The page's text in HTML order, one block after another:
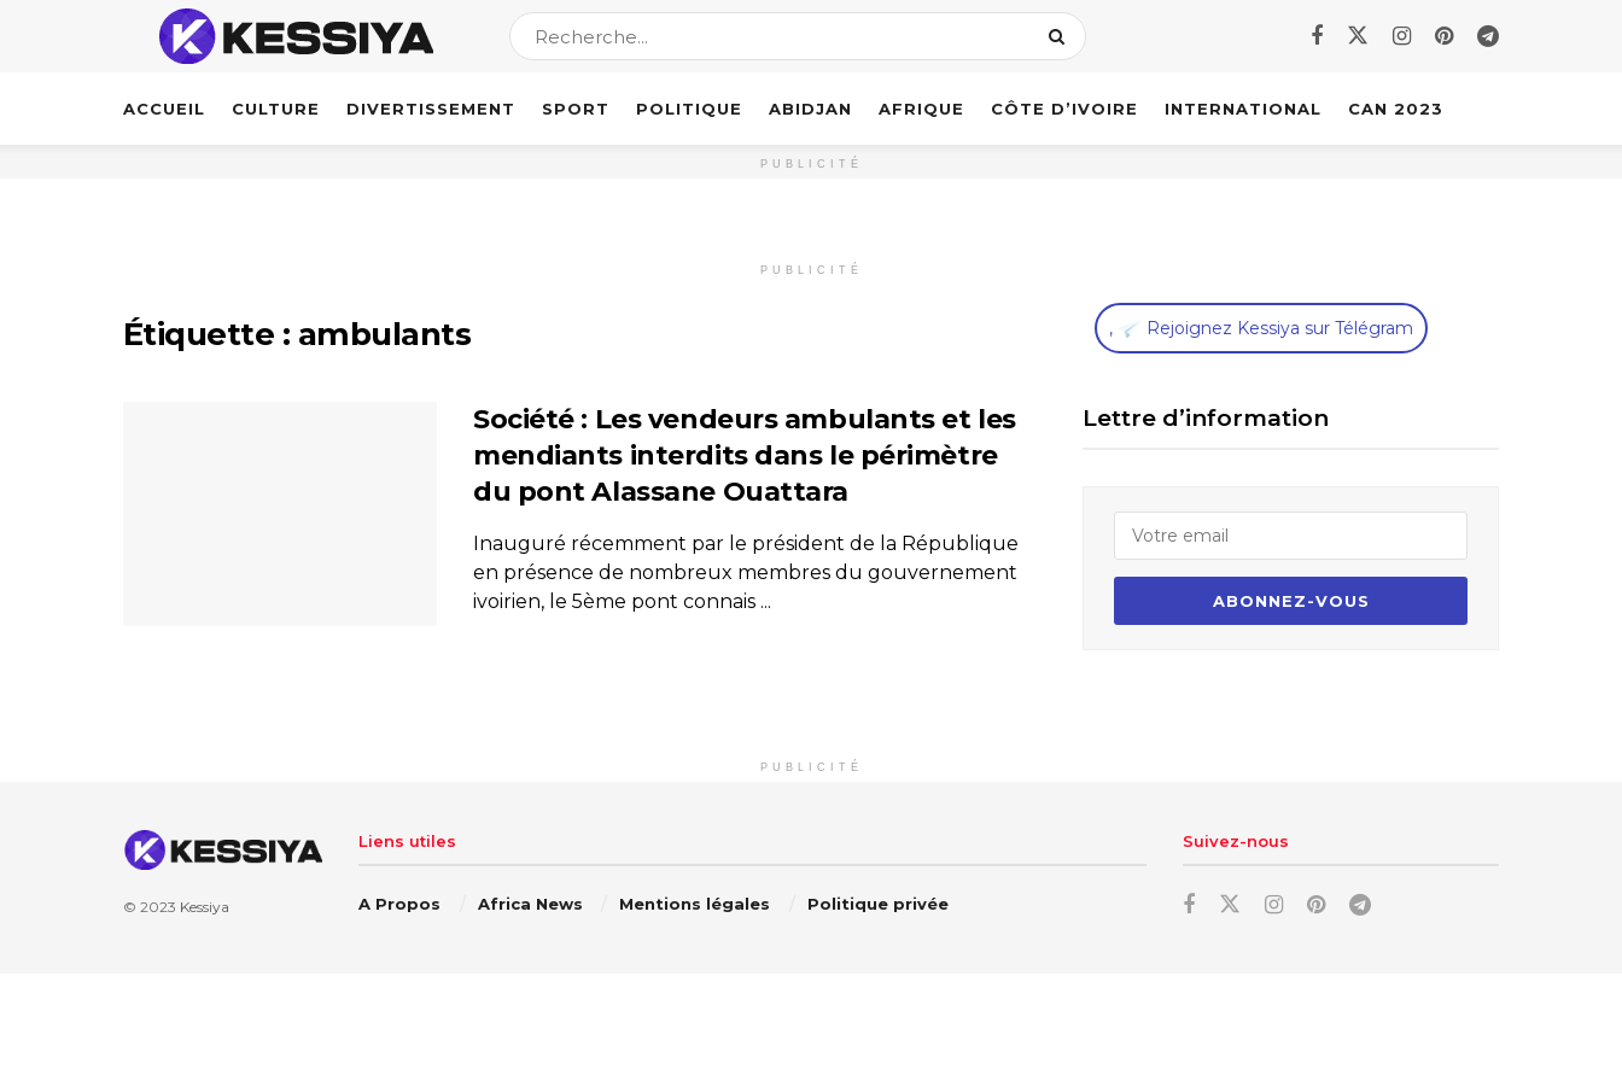
ACCUEIL CULTURE DIVERTISSEMENT SPORT POLITIQUE ABIDJAN AFRIQUE CÔTE D’IVOIRE INTERNATIONAL CAN 2023
PUBLICITÉ
PUBLICITÉ
Étiquette : ambulants
Société : Les vendeurs ambulants et les
mendiants interdits dans le périmètre
du pont Alassane Ouattara
Inauguré récemment par le président de la République
en présence de nombreux membres du gouvernement
ivoirien, le 5ème pont connais ...
, Rejoignez Kessiya sur Télégram
Lettre d’information
PUBLICITÉ
© 2023 Kessiya
Liens utiles
A Propos Africa News Mentions légales Politique privée
Suivez-nous